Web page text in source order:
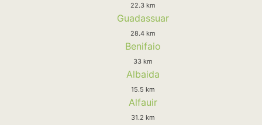
22.3 km
Guadassuar
28.4 km
Benifaio
33 km
Albaida
15.5 km
Alfauir
31.2 km